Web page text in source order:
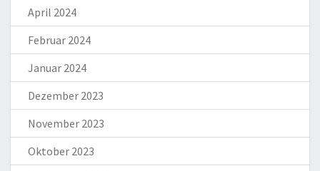
April 2024
Februar 2024
Januar 2024
Dezember 2023
November 2023
Oktober 2023